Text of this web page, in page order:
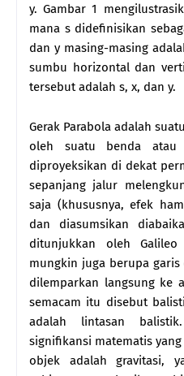
y. Gambar 1
mana s didefinisikan
dan y masing-masing
sumbu horizontal dan
tersebut adalah s, x, dan y.
Gerak Parabola adalah
oleh suatu benda atau
diproyeksikan di dekat
sepanjang jalur
saja (khususnya, efek
dan diasumsikan
ditunjukkan oleh
mungkin juga berupa
dilemparkan langsung ke
semacam itu disebut
adalah lintasan
signifikansi matematis
objek adalah gravitasi,